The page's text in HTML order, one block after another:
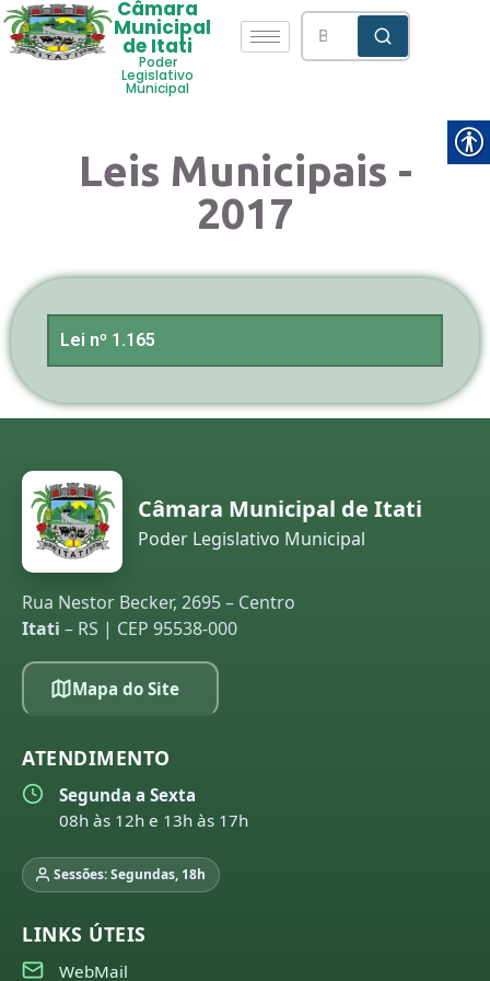
Câmara
Municipal
de Itati
Poder
Legislativo
Municipal
Leis Municipais -
2017
Lei nº 1.165
Câmara Municipal de Itati
Poder Legislativo Municipal
Rua Nestor Becker, 2695 – Centro
Itati – RS | CEP 95538-000
Mapa do Site
ATENDIMENTO
Segunda a Sexta
08h às 12h e 13h às 17h
Sessões: Segundas, 18h
LINKS ÚTEIS
WebMail